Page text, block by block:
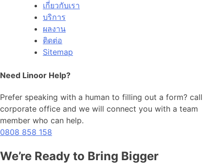
เกี่ยวกับเรา
บริการ
ผลงาน
ติดต่อ
Sitemap
Need Linoor Help?
Prefer speaking with a human to filling out a form? call
corporate office and we will connect you with a team
member who can help.
0808 858 158
We’re Ready to Bring Bigger